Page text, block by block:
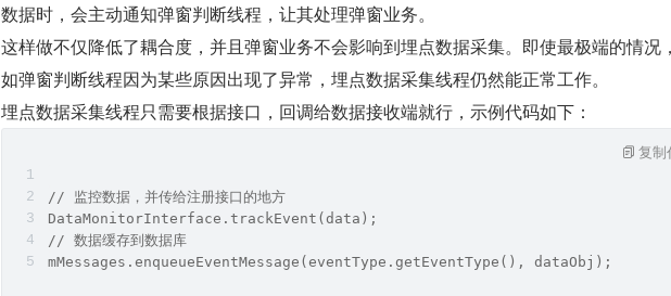
数据时，会主动通知弹窗判断线程，让其处理弹窗业务。
这样做不仅降低了耦合度，并且弹窗业务不会影响到埋点数据采集。即使最极端的情况
如弹窗判断线程因为某些原因出现了异常，埋点数据采集线程仍然能正常工作。
埋点数据采集线程只需要根据接口，回调给数据接收端就行，示例代码如下：
// 监控数据，并传给注册接口的地方
DataMonitorInterface.trackEvent(data);
// 数据缓存到数据库
mMessages.enqueueEventMessage(eventType.getEventType(), dataObj);
复制